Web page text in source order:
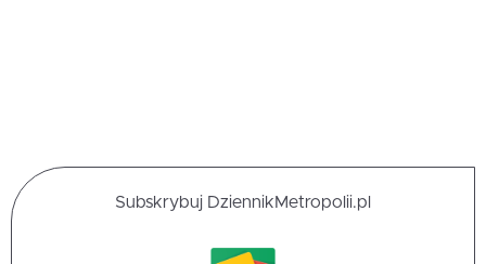
Subskrybuj DziennikMetropolii.pl